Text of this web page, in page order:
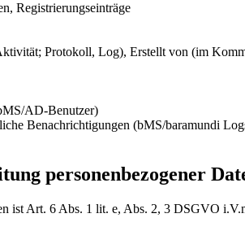
Registrierungseinträge
Protokoll, Log), Erstellt von (im
AD-Benutzer)
Benachrichtigungen (bMS/baramundi
personenbezogener
ist Art. 6 Abs. 1 lit. e, Abs. 2, 3 DSGVO